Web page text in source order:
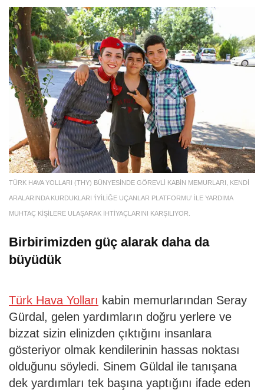
TÜRK HAVA YOLLARI (THY) BÜNYESİNDE GÖREVLİ KABİN MEMURLARI, KENDİ
ARALARINDA KURDUKLARI ‘İYİLİĞE UÇANLAR PLATFORMU’ İLE YARDIMA
MUHTAÇ KİŞİLERE ULAŞARAK İHTİYAÇLARINI KARŞILIYOR.
Birbirimizden güç alarak daha da
büyüdük
Türk Hava Yolları kabin memurlarından Seray
Gürdal, gelen yardımların doğru yerlere ve
bizzat sizin elinizden çıktığını insanlara
gösteriyor olmak kendilerinin hassas noktası
olduğunu söyledi. Sinem Güldal ile tanışana
dek yardımları tek başına yaptığını ifade eden